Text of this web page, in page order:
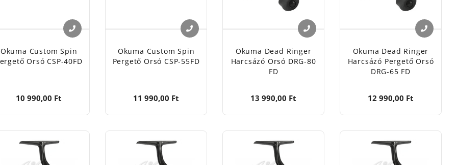
Okuma Custom Spin
Orsó CSP-40FD
10 990,00 Ft
Okuma Custom Spin
Pergető Orsó CSP-55FD
11 990,00 Ft
Okuma Dead Ringer
Harcsázó Orsó DRG-80
FD
13 990,00 Ft
Okuma Dead Ringer
Harcsázó Pergető Orsó
DRG-65 FD
12 990,00 Ft